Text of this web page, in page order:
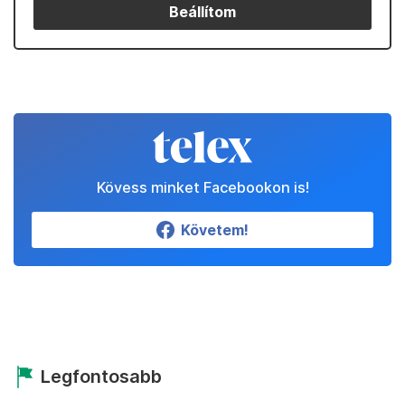
Beállítom
Kövess minket Facebookon is!
Követem!
Legfontosabb